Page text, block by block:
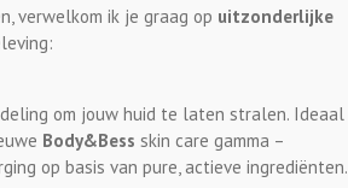
verwelkom ik je graag op uitzonderlijke
om jouw huid te laten stralen. Ideaal
Body&Bess skin care gamma –
op basis van pure, actieve ingrediënten.